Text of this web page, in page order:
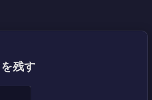
残す